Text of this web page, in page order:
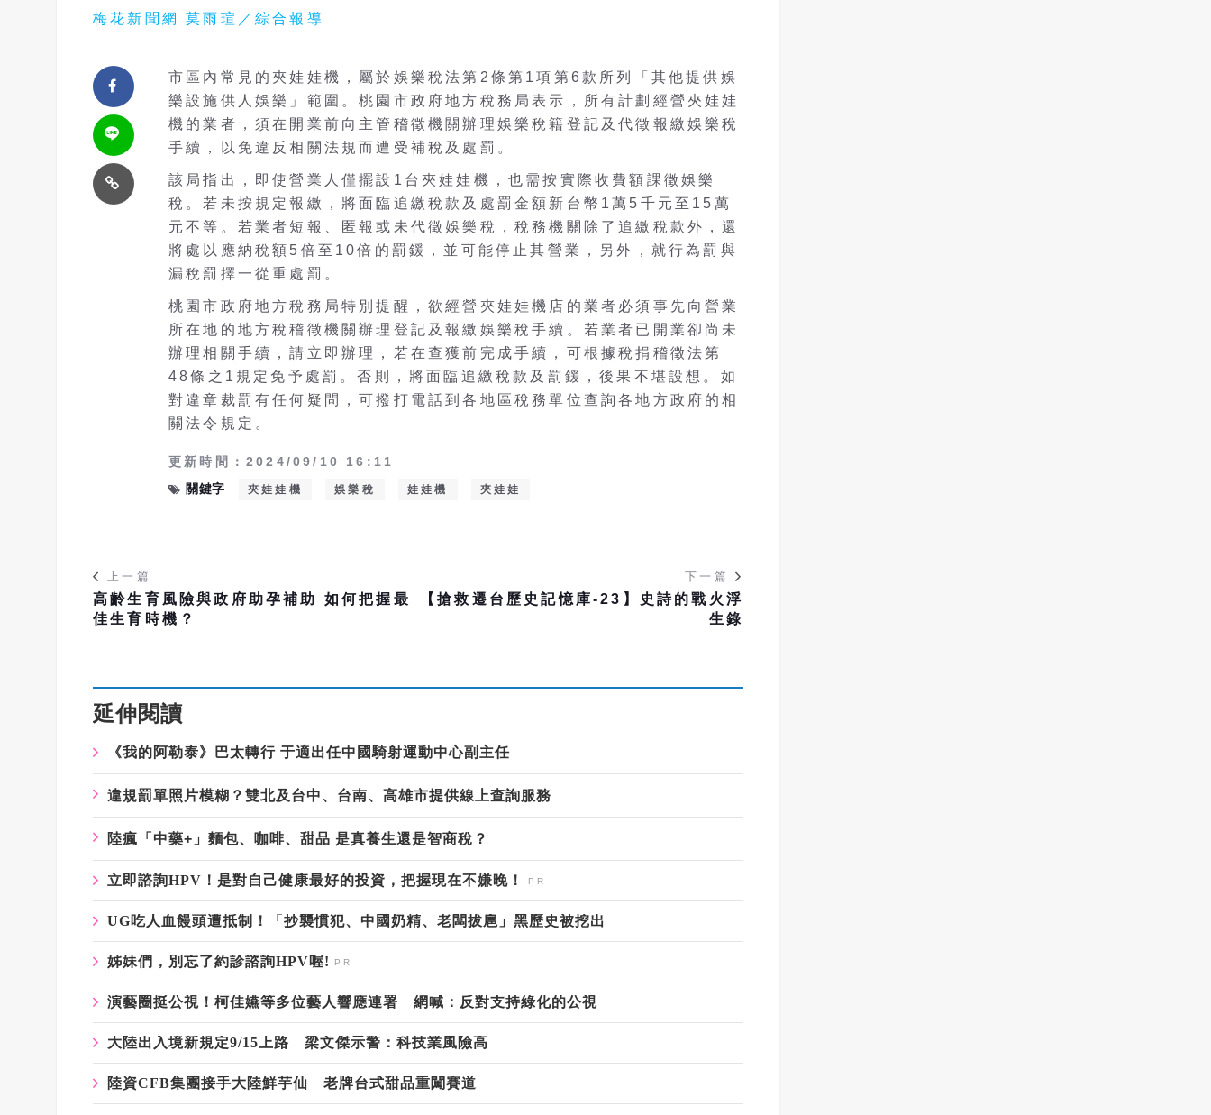
梅花新聞網 莫雨瑄／綜合報導
市區內常見的夾娃娃機，屬於娛樂稅法第2條第1項第6款所列「其他提供娛
樂設施供人娛樂」範圍。桃園市政府地方稅務局表示，所有計劃經營夾娃娃
機的業者，須在開業前向主管稽徵機關辦理娛樂稅籍登記及代徵報繳娛樂稅
手續，以免違反相關法規而遭受補稅及處罰。
該局指出，即使營業人僅擺設1台夾娃娃機，也需按實際收費額課徵娛樂
稅。若未按規定報繳，將面臨追繳稅款及處罰金額新台幣1萬5千元至15萬
元不等。若業者短報、匿報或未代徵娛樂稅，稅務機關除了追繳稅款外，還
將處以應納稅額5倍至10倍的罰鍰，並可能停止其營業，另外，就行為罰與
漏稅罰擇一從重處罰。
桃園市政府地方稅務局特別提醒，欲經營夾娃娃機店的業者必須事先向營業
所在地的地方稅稽徵機關辦理登記及報繳娛樂稅手續。若業者已開業卻尚未
辦理相關手續，請立即辦理，若在查獲前完成手續，可根據稅捐稽徵法第
48條之1規定免予處罰。否則，將面臨追繳稅款及罰鍰，後果不堪設想。如
對違章裁罰有任何疑問，可撥打電話到各地區稅務單位查詢各地方政府的相
關法令規定。
更新時間：2024/09/10 16:11
關鍵字
夾娃娃機 娛樂稅 娃娃機 夾娃娃
上一篇
高齡生育風險與政府助孕補助 如何把握最
佳生育時機？
下一篇
【搶救遷台歷史記憶庫-23】史詩的戰火浮
生錄
延伸閱讀
《我的阿勒泰》巴太轉行 于適出任中國騎射運動中心副主任
違規罰單照片模糊？雙北及台中、台南、高雄市提供線上查詢服務
陸瘋「中藥+」麵包、咖啡、甜品 是真養生還是智商稅？
立即諮詢HPV！是對自己健康最好的投資，把握現在不嫌晚！
UG吃人血饅頭遭抵制！「抄襲慣犯、中國奶精、老闆拔扈」黑歷史被挖出
姊妹們，別忘了約診諮詢HPV喔!
演藝圈挺公視！柯佳嬿等多位藝人響應連署 網喊：反對支持綠化的公視
大陸出入境新規定9/15上路 梁文傑示警：科技業風險高
陸資CFB集團接手大陸鮮芋仙 老牌台式甜品重闖賽道